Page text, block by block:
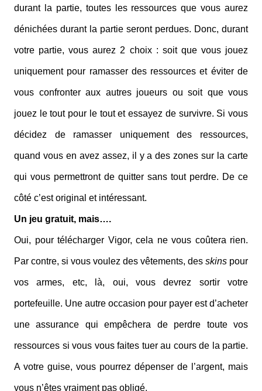
durant la partie, toutes les ressources que vous aurez
dénichées durant la partie seront perdues. Donc, durant
votre partie, vous aurez 2 choix : soit que vous jouez
uniquement pour ramasser des ressources et éviter de
vous confronter aux autres joueurs ou soit que vous
jouez le tout pour le tout et essayez de survivre. Si vous
décidez de ramasser uniquement des ressources,
quand vous en avez assez, il y a des zones sur la carte
qui vous permettront de quitter sans tout perdre. De ce
côté c’est original et intéressant.
Un jeu gratuit, mais….
Oui, pour télécharger Vigor, cela ne vous coûtera rien.
Par contre, si vous voulez des vêtements, des skins pour
vos armes, etc, là, oui, vous devrez sortir votre
portefeuille. Une autre occasion pour payer est d’acheter
une assurance qui empêchera de perdre toute vos
ressources si vous vous faites tuer au cours de la partie.
A votre guise, vous pourrez dépenser de l’argent, mais
vous n’êtes vraiment pas obligé.